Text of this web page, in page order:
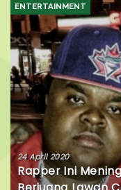
ENTERTAINMENT
24 April 2020
Rapper Ini